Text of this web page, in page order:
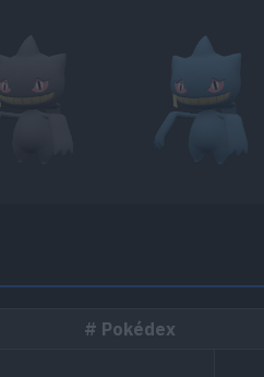
# Pokédex